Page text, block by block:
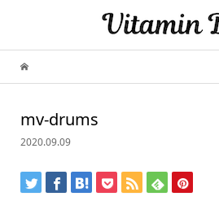
mv-drums
2020.09.09